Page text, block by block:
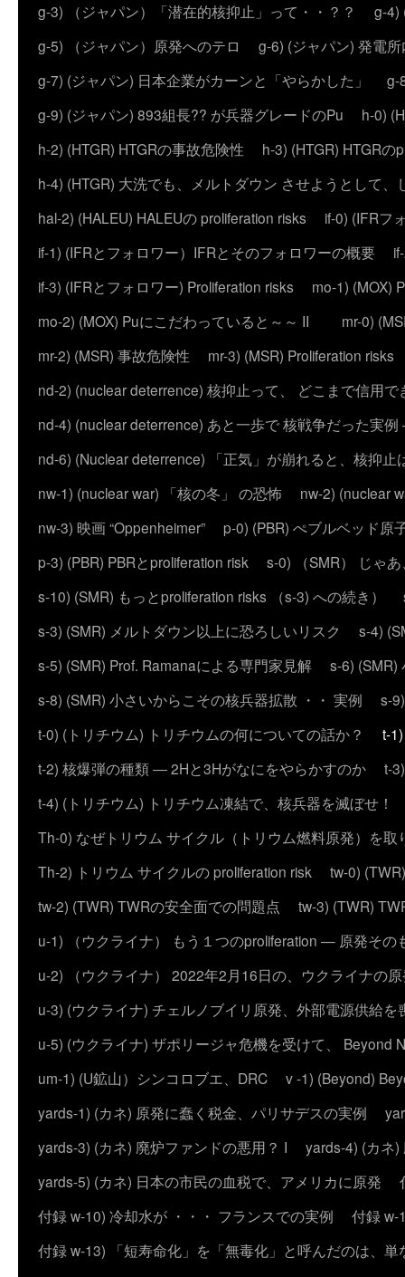
g-3) （ジャパン）「潜在的核抑止」って・・？？
g-4)
g-5) （ジャパン）原発へのテロ
g-6) (ジャパン) 発電
g-7) (ジャパン) 日本企業がカーンと「やらかした」
g-
g-9) (ジャパン) 893組長?? が兵器グレードのPu
h-0)
h-2) (HTGR) HTGRの事故危険性
h-3) (HTGR) HTGRの
h-4) (HTGR) 大洗でも、メルトダウン させようとして、
hal-2) (HALEU) HALEUの proliferation risks
if-0) (IFRフ
if-1) (IFRとフォロワー）IFRとそのフォロワーの概要
if-3) (IFRとフォロワー) Proliferation risks
mo-1) (MOX)
mo-2) (MOX) Puにこだわっていると～～ II
mr-0)
mr-2) (MSR) 事故危険性
mr-3) (MSR) Proliferation risks
nd-2) (nuclear deterrence) 核抑止って、 どこまで信用で
nd-4) (nuclear deterrence) あと一歩で 核戦争だった実例
nd-6) (Nuclear deterrence) 「正気」が崩れると、核抑止
nw-1) (nuclear war) 「核の冬」 の恐怖
nw-2) (nuclear
nw-3) 映画 “Oppenheimer”
p-0) (PBR) ぺブルベッド原
p-3) (PBR) PBRとproliferation risk
s-0) （SMR） じゃ
s-10) (SMR) もっとproliferation risks （s-3) への続き）
s-3) (SMR) メルトダウン以上に恐ろしいリスク
s-4)
s-5) (SMR) Prof. Ramanaによる専門家見解
s-6) (SMR)
s-8) (SMR) 小さいからこその核兵器拡散 ・・ 実例
s-
t-0) (トリチウム) トリチウムの何についての話か？
t-
t-2) 核爆弾の種類 ― 2Hと3Hがなにをやらかすのか
t-
t-4) (トリチウム) トリチウム凍結で、核兵器を滅ぼせ！
Th-0) なぜトリウム サイクル（トリウム燃料原発）を取
Th-2) トリウム サイクルの proliferation risk
tw-0)
tw-2) (TWR) TWRの安全面での問題点
tw-3) (TWR)
u-1) （ウクライナ） もう１つのproliferation — 原発その
u-2) （ウクライナ） 2022年2月16日の、ウクライナの
u-3) (ウクライナ) チェルノブイリ原発、外部電源供給を
u-5) (ウクライナ) ザポリージャ危機を受けて、 Beyond
um-1) (U鉱山）シンコロブエ、DRC
v -1) (Beyond)
yards-1) (カネ) 原発に蠢く税金、パリサデスの実例
yards-3) (カネ) 廃炉ファンドの悪用？ I
yards-4) (カネ
yards-5) (カネ) 日本の市民の血税で、アメリカに原発
付録 w-10) 冷却水が ・・・ フランスでの実例
付録 w-
付録 w-13) 「短寿命化」を「無毒化」と呼んだのは、